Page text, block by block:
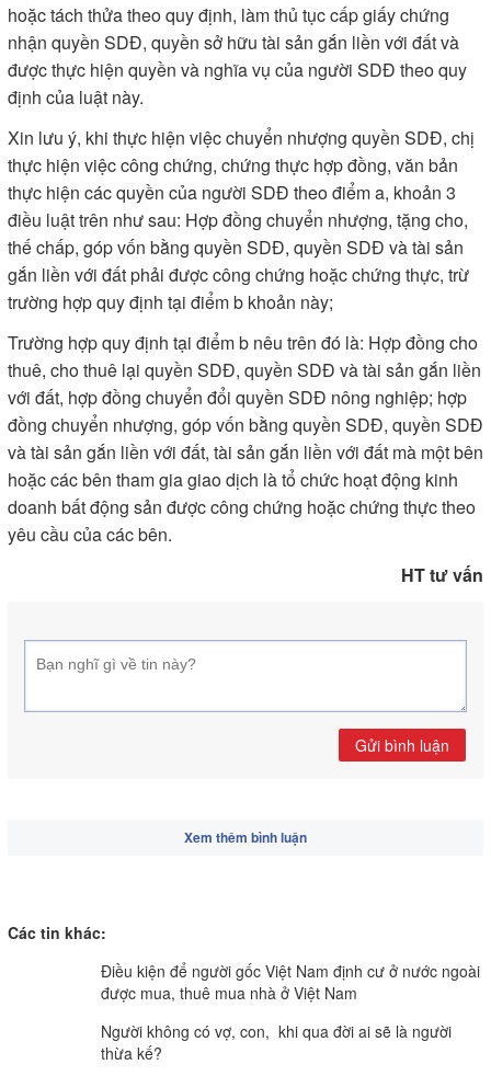
hoặc tách thửa theo quy định, làm thủ tục cấp giấy chứng
nhận quyền SDĐ, quyền sở hữu tài sản gắn liền với đất và
được thực hiện quyền và nghĩa vụ của người SDĐ theo quy
định của luật này.
Xin lưu ý, khi thực hiện việc chuyển nhượng quyền SDĐ, chị
thực hiện việc công chứng, chứng thực hợp đồng, văn bản
thực hiện các quyền của người SDĐ theo điểm a, khoản 3
điều luật trên như sau: Hợp đồng chuyển nhượng, tặng cho,
thế chấp, góp vốn bằng quyền SDĐ, quyền SDĐ và tài sản
gắn liền với đất phải được công chứng hoặc chứng thực, trừ
trường hợp quy định tại điểm b khoản này;
Trường hợp quy định tại điểm b nêu trên đó là: Hợp đồng cho
thuê, cho thuê lại quyền SDĐ, quyền SDĐ và tài sản gắn liền
với đất, hợp đồng chuyển đổi quyền SDĐ nông nghiệp; hợp
đồng chuyển nhượng, góp vốn bằng quyền SDĐ, quyền SDĐ
và tài sản gắn liền với đất, tài sản gắn liền với đất mà một bên
hoặc các bên tham gia giao dịch là tổ chức hoạt động kinh
doanh bất động sản được công chứng hoặc chứng thực theo
yêu cầu của các bên.
HT tư vấn
Gửi bình luận
Xem thêm bình luận
Các tin khác:
Điều kiện để người gốc Việt Nam định cư ở nước ngoài
được mua, thuê mua nhà ở Việt Nam
Người không có vợ, con, khi qua đời ai sẽ là người
thừa kế?